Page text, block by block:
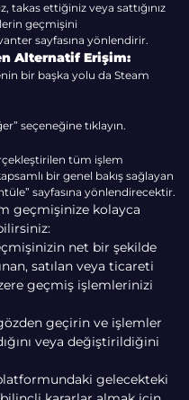
takas ettiğiniz veya sattığınız
geçmişini
sayfasına yönlendirir.
Alternatif Erişim:
bir başka yolu da Steam
seçeneğine tıklayın.
tüm işlem
bir genel bakış sağlayan
sayfasına yönlendirecektir.
geçmişinize kolayca
net bir şekilde
satılan veya ticareti
geçmiş işlemlerinizi
geçirin ve işlemler
veya değiştirildiğini
gelecekteki